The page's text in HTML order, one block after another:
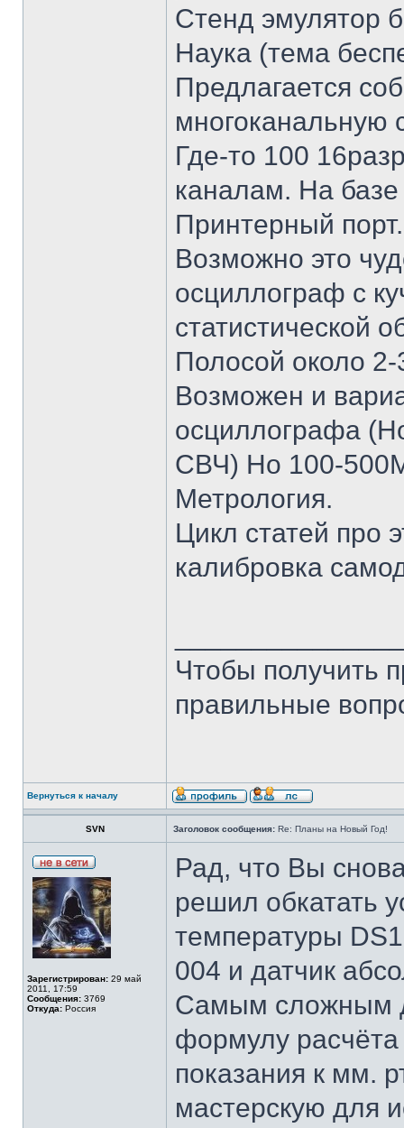
Стенд эмулятор
Наука (тема
Предлагается
многоканальную
Где-то 100
каналам. На базе
Принтерный порт.
Возможно это
осциллограф с
статистической
Полосой около 2-
Возможен и
осциллографа
СВЧ) Но 100-
Метрология.
Цикл статей про
калибровка
Чтобы получить
правильные
Вернуться к началу
SVN Заголовок сообщения: Re: Планы на Новый Год!
Зарегистрирован: 29 май
2011, 17:59
Сообщения: 3769
Откуда: Россия
Рад, что Вы
решил обкатать
температуры
004 и датчик
Самым сложным
формулу
показания к мм.
мастерскую для